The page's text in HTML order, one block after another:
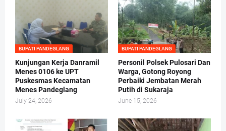
BUPATI PANDEGLANG
Kunjungan Kerja Danramil
Menes 0106 ke UPT
Puskesmas Kecamatan
Menes Pandeglang
July 24, 2026
BUPATI PANDEGLANG
Personil Polsek Pulosari Dan
Warga, Gotong Royong
Perbaiki Jembatan Merah
Putih di Sukaraja
June 15, 2026